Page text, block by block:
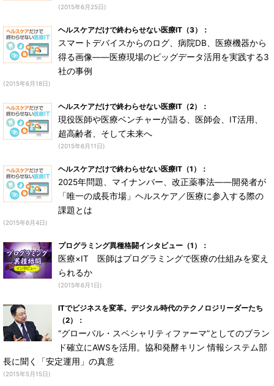
(2015年6月25日)
ヘルスケアだけで終わらせない医療IT（3）：
スマートデバイスからのログ、病院DB、医療機器から
得る画像――医療現場のビッグデータ活用を実践する3
社の事例
(2015年6月18日)
ヘルスケアだけで終わらせない医療IT（2）：
現役医師や医療ベンチャーが語る、医師会、IT活用、
超高齢者、そして未来へ
(2015年6月11日)
ヘルスケアだけで終わらせない医療IT（1）：
2025年問題、マイナンバー、改正薬事法――開発者が
「唯一の成長市場」ヘルスケア／医療に参入する際の
課題とは
(2015年6月4日)
プログラミング異種格闘インタビュー（1）：
医療×IT 医師はプログラミングで医療の仕組みを変え
られるか
(2015年6月1日)
ITでビジネスを変革。デジタル時代のテクノロジリーダーたち
（2）：
“グローバル・スペシャリティファーマ”としてのブラン
ド確立にAWSを活用。協和発酵キリン 情報システム部
長に聞く「安定運用」の真意
(2015年5月15日)